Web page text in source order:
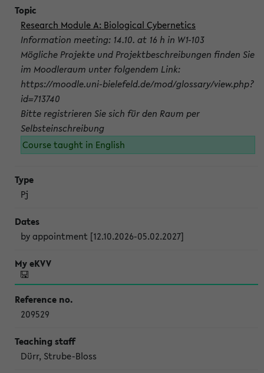
Research Module A: Biological Cybernetics
Information meeting: 14.10. at 16 h in W1-103
Mögliche Projekte und Projektbeschreibungen finden Sie
im Moodleraum unter folgendem Link:
https://moodle.uni-bielefeld.de/mod/glossary/view.php?
id=713740
Bitte registrieren Sie sich für den Raum per
Selbsteinschreibung
Course taught in English
Pj
by appointment [12.10.2026-05.02.2027]
209529
Dürr, Strube-Bloss